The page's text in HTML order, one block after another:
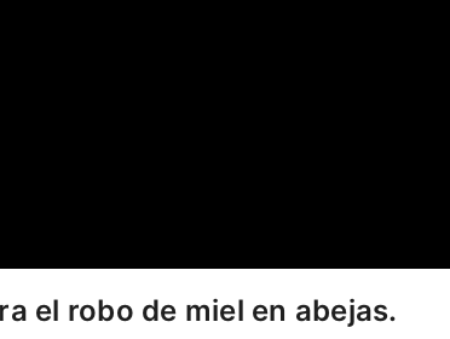
el robo de miel en abejas.